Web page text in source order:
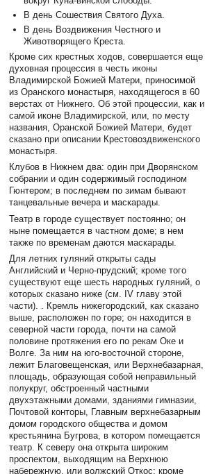
В день Сошествия Святого Духа.
В день Воздвижения Честного и
Животворящего Креста.
Кроме сих крестных ходов, совершается еще
духовная процессия в честь иконы
Владимирской Божией Матери, приносимой
из Оранского монастыря, находящегося в 60
верстах от Нижнего. Об этой процессии, как и
самой иконе Владимирской, или, по месту
названия, Оранской Божией Матери, будет
сказано при описании Крестовоздвиженского
монастыря.
Клубов в Нижнем два: один при Дворянском
собрании и один содержимый господином
Гюнтером; в последнем по зимам бывают
танцевальные вечера и маскарады.
Театр в городе существует постоянно; он
ныне помещается в частном доме; в нем
также по временам даются маскарады.
Для летних гуляний открыты сады
Английский и Черно-прудский; кроме того
существуют еще шесть народных гуляний, о
которых сказано ниже (см. IV главу этой
части). . Кремль нижегородский, как сказано
выше, расположен по горе; он находится в
северной части города, почти на самой
половине протяжения его по рекам Оке и
Волге. За ним на юго-восточной стороне,
лежит Благовещенская, или Верхнебазарная,
площадь, образующая собой неправильный
полукруг, обстроенный частными
двухэтажными домами, зданиями гимназии,
Почтовой конторы, Главным верхнебазарным
домом городского общества и домом
крестьянина Бугрова, в котором помещается
театр. К северу она открыта широким
проспектом, выходящим на Верхнюю
набережную, или волжский Откос; кроме